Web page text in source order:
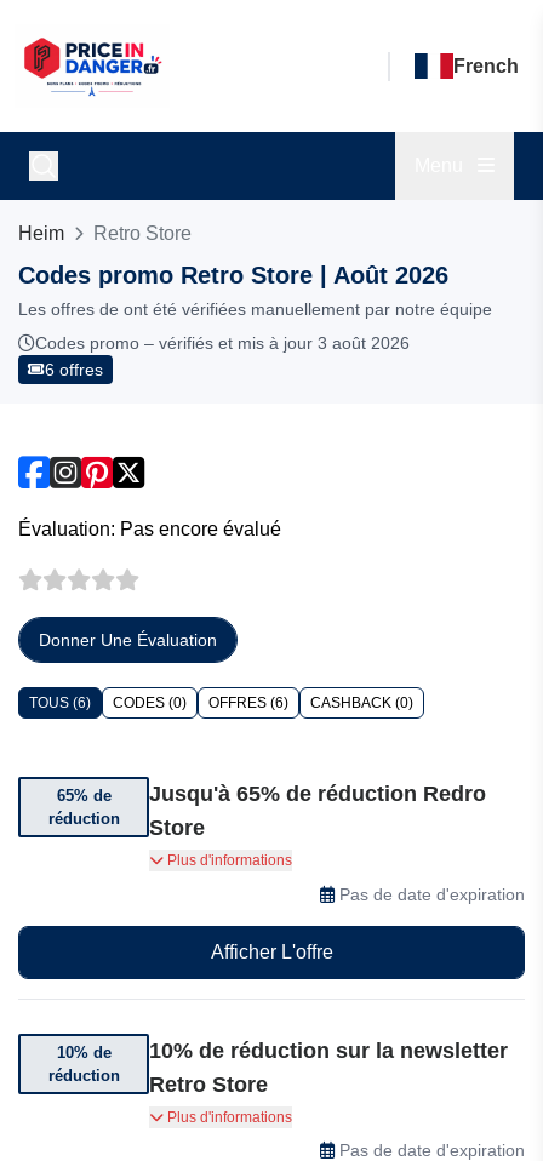
French
Heim Retro Store
Codes promo Retro Store | Août 2026
Les offres de ont été vérifiées manuellement par notre équipe
Codes promo – vérifiés et mis à jour 3 août 2026
6 offres
Évaluation: Pas encore évalué
Donner Une Évaluation
TOUS (6) CODES (0) OFFRES (6) CASHBACK (0)
65% de
réduction
Jusqu'à 65% de réduction Redro
Store
Jusqu'à 65% de réduction sur une sélection
Plus d'informations
Pas de date d'expiration
Afficher L'offre
10% de
réduction
10% de réduction sur la newsletter
Retro Store
Abonnez-vous et bénéficiez de 10% de
réduction sur votre première commande.
Plus d'informations
Pas de date d'expiration